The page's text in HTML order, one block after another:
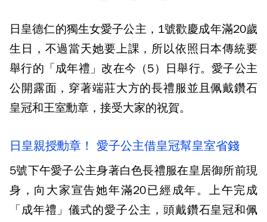
日皇德仁的獨生女愛子公主，1號歡慶成年滿20歲
生日，不過當天她要上課，所以依照日本傳統要
舉行的「成年禮」改在今（5）日舉行。愛子公主
公開露面，穿著端莊大方的長禮服並且佩戴鑽石
皇冠和王室勳章，接受大家的祝賀。
日皇親授勳章！ 愛子公主借皇冠幫皇室省錢
5號下午愛子公主身著白色長禮服在皇居御所前現
身，向大家宣告她年滿20已經成年。上午完成
「成年禮」儀式的愛子公主，頭戴鑽石皇冠和佩